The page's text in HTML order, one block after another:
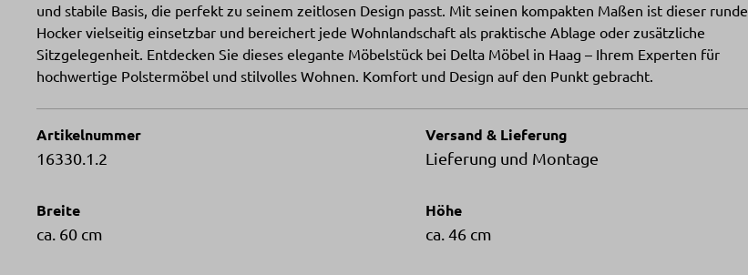
und stabile Basis, die perfekt zu seinem zeitlosen Design passt. Mit seinen kompakten Maßen ist dieser runde
Hocker vielseitig einsetzbar und bereichert jede Wohnlandschaft als praktische Ablage oder zusätzliche
Sitzgelegenheit. Entdecken Sie dieses elegante Möbelstück bei Delta Möbel in Haag – Ihrem Experten für
hochwertige Polstermöbel und stilvolles Wohnen. Komfort und Design auf den Punkt gebracht.
Artikelnummer
16330.1.2
Versand & Lieferung
Lieferung und Montage
Breite
ca. 60 cm
Höhe
ca. 46 cm